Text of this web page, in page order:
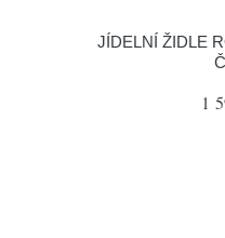
JÍDELNÍ ŽIDLE
1